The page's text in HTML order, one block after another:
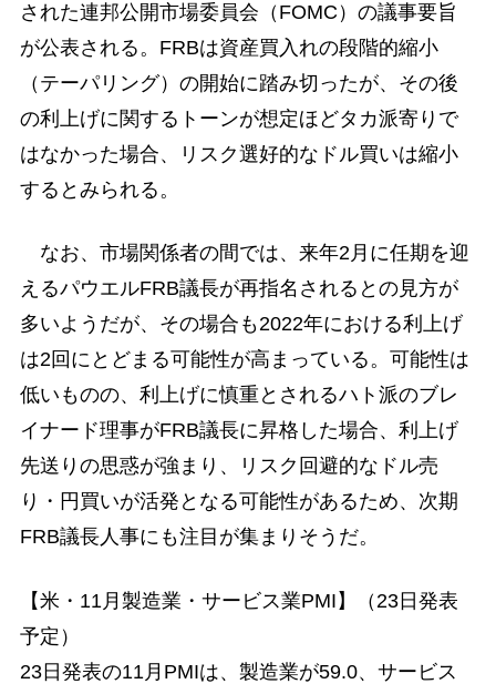
された連邦公開市場委員会（FOMC）の議事要旨
が公表される。FRBは資産買入れの段階的縮小
（テーパリング）の開始に踏み切ったが、その後
の利上げに関するトーンが想定ほどタカ派寄りで
はなかった場合、リスク選好的なドル買いは縮小
するとみられる。
なお、市場関係者の間では、来年2月に任期を迎
えるパウエルFRB議長が再指名されるとの見方が
多いようだが、その場合も2022年における利上げ
は2回にとどまる可能性が高まっている。可能性は
低いものの、利上げに慎重とされるハト派のブレ
イナード理事がFRB議長に昇格した場合、利上げ
先送りの思惑が強まり、リスク回避的なドル売
り・円買いが活発となる可能性があるため、次期
FRB議長人事にも注目が集まりそうだ。
【米・11月製造業・サービス業PMI】（23日発表
予定）
23日発表の11月PMIは、製造業が59.0、サービス